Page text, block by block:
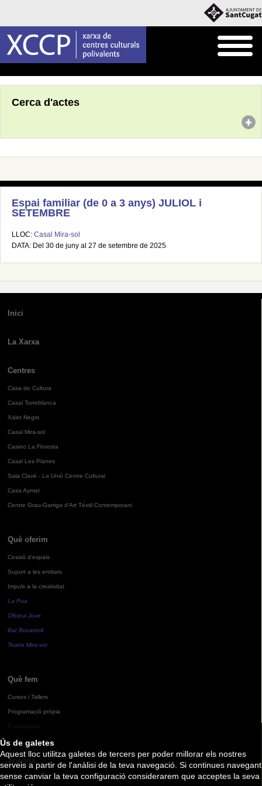
Ús de galetes
Aquest lloc utilitza galetes de tercers per poder millorar els nostres
serveis a partir de l'anàlisi de la teva navegació. Si continues navegant
sense canviar la teva configuració considerarem que acceptes la seva
Cerca d'actes
Espai familiar (de 0 a 3 anys) JULIOL i
SETEMBRE
LLOC: Casal Mira-sol
DATA: Del 30 de juny al 27 de setembre de 2025
Inici
La Xarxa
Centres
Casa de Cultura
Casal Torreblanca
Xalet Negre
Casal Mira-sol
Casino La Floresta
Casal Les Planes
Sala Clavé - La Unió Centre Cultural
Casa Aymat
Centre Grau-Garriga d'Art Tèxtil Contemporani
Què oferim
Cessió d'espais
Suport a les entitats
Impuls a la creativitat
La Pua
Oficina Jove
Bar Bocamoll
Teatre Mira-sol
Què fem
Cursos i Tallers
Programació pròpia
Agenda